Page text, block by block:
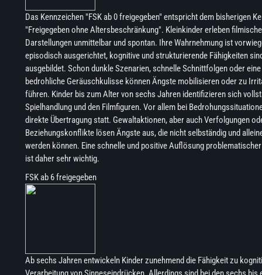
Das Kennzeichen "FSK ab 0 freigegeben" entspricht dem bisherigen
"Freigegeben ohne Altersbeschränkung". Kleinkinder erleben filmische
Darstellungen unmittelbar und spontan. Ihre Wahrnehmung ist
episodisch ausgerichtet, kognitive und strukturierende Fähigkeiten
ausgebildet. Schon dunkle Szenarien, schnelle Schnittfolgen oder
bedrohliche Geräuschkulisse können Ängste mobilisieren oder zu
führen. Kinder bis zum Alter von sechs Jahren identifizieren sich
Spielhandlung und den Filmfiguren. Vor allem bei
direkte Übertragung statt. Gewaltaktionen, aber auch Verfolgungen
Beziehungskonflikte lösen Ängste aus, die nicht selbständig und
werden können. Eine schnelle und positive Auflösung
ist daher sehr wichtig.
FSK ab 6 freigegeben
Ab sechs Jahren entwickeln Kinder zunehmend die Fähigkeit zu